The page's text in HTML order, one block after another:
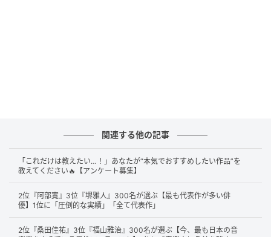
格外の歌唱力が注目されています。「音域の広さが人
間離れしている」「音源のように歌うことが出来る」
など、多くの驚きと称賛のコメントが集まりました。
伸びやかでしなやかで力強くて広い音域の歌は、同じ人間から
生まれるものには思えないので選びました。（30歳/女性）
関連する他の記事
「これだけは教えたい…！」あなたが“本気でおすすめしたい作品”を
教えてください🔥【アンケート募集】
2位『阿部寛』3位『堺雅人』300名が選ぶ【最も代表作が多い俳
優】1位に「圧倒的な実績」「全て代表作」
2位『桑田佳祐』3位『福山雅治』300名が選ぶ【今、最も日本の音